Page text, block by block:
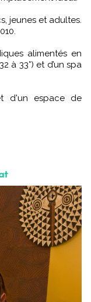
jeunes et adultes.
alimentés en
à 33°) et d’un spa
d'un espace de